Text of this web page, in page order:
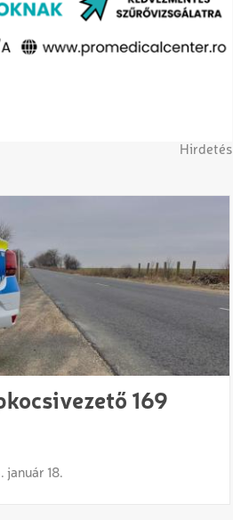
Hirdetés
169
január 18.